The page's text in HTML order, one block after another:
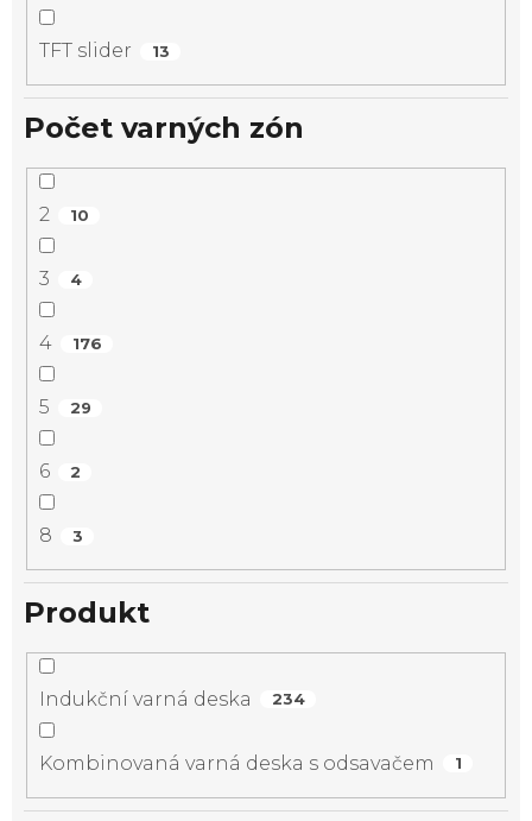
TFT slider 13
Počet varných zón
2 10
3 4
4 176
5 29
6 2
8 3
Produkt
Indukční varná deska 234
Kombinovaná varná deska s odsavačem 1